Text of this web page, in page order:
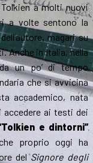
a molti nuovi
a volte sentono la
magari su
Anche in Italia, nella
un po’ di tempo
che si avvicina
accademico, nata
ai testi dei
e dintorni”
proprio oggi ha
delSignore degli